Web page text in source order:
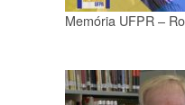
Memória UFPR –